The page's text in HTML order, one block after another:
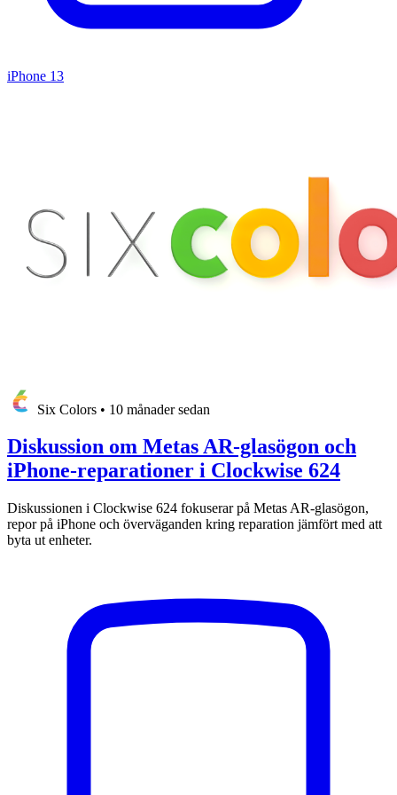
iPhone 13
Six Colors • 10 månader sedan
Diskussion om Metas AR-glasögon och
iPhone-reparationer i Clockwise 624
Diskussionen i Clockwise 624 fokuserar på Metas AR-glasögon,
repor på iPhone och överväganden kring reparation jämfört med att
byta ut enheter.